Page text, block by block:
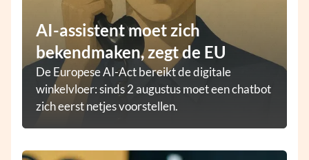
AI-assistent moet zich
bekendmaken, zegt de EU
De Europese AI-Act bereikt de digitale
winkelvloer: sinds 2 augustus moet een chatbot
zich eerst netjes voorstellen.